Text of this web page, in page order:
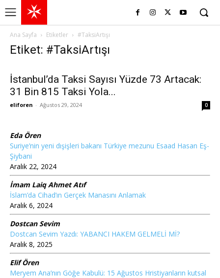
Ana Sayfa Etiketler #TaksiArtışı
Etiket: #TaksiArtışı
İstanbul’da Taksi Sayısı Yüzde 73 Artacak:
31 Bin 815 Taksi Yola...
eliforen - Ağustos 29, 2024 0
Eda Ören
Suriye’nin yeni dışişleri bakanı Türkiye mezunu Esaad Hasan Eş-
Şiybani
Aralık 22, 2024
İmam Laiq Ahmet Atıf
İslam’da Cihad’ın Gerçek Manasını Anlamak
Aralık 6, 2024
Dostcan Sevim
Dostcan Sevim Yazdı: YABANCI HAKEM GELMELİ Mİ?
Aralık 8, 2025
Elif Ören
Meryem Ana’nın Göğe Kabulü: 15 Ağustos Hristiyanların kutsal